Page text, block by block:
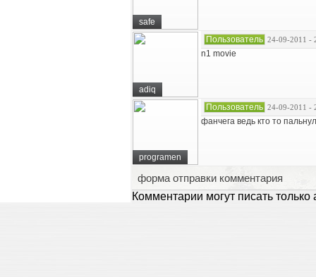
safe
adiq
Пользователь 24-09-2011 -
n1 movie
programen
Пользователь 24-09-2011 -
фанчега ведь кто то
форма отправки комментария
Комментарии могут писать